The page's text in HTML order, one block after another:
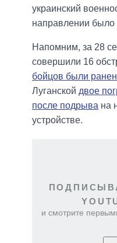
украинский
направлении было
Напомним, за 28
совершили 16
бойцов были
Луганской двое
после подрыва на
устройстве.
и смотрите